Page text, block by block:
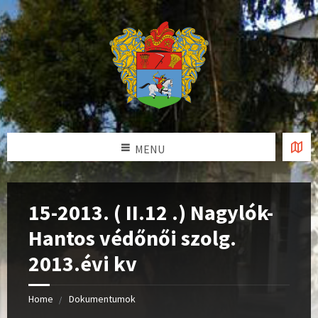
MENU
15-2013. ( II.12 .) Nagylók-
Hantos védőnői szolg.
2013.évi kv
Home Dokumentumok